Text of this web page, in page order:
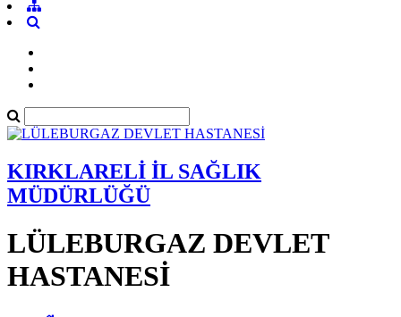
KIRKLARELİ İL SAĞLIK
MÜDÜRLÜĞÜ
LÜLEBURGAZ DEVLET
HASTANESİ